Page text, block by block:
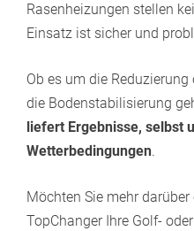
Rasenheizungen stellen
Einsatz ist sicher und
Ob es um die
die Bodenstabilisierung
liefert Ergebnisse, selbst
Wetterbedingungen.
Möchten Sie mehr
TopChanger Ihre Golf-